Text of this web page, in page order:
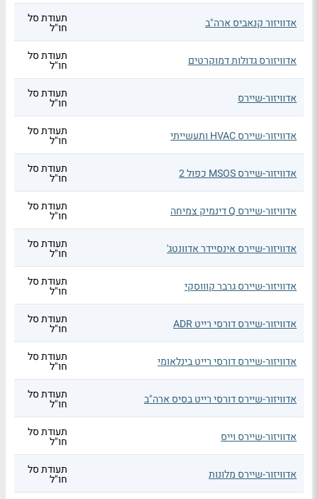
אדוויזור קנאביס ארה"ב תעודת סל
חו"ל
אדוויזורס גדולות דמוקרטים תעודת סל
חו"ל
אדוויזור-שיירס תעודת סל
חו"ל
אדוויזור-שיירס HVAC ותעשייתי תעודת סל
חו"ל
אדוויזור-שיירס MSOS כפול 2 תעודת סל
חו"ל
אדוויזור-שיירס Q דינמיק צמיחה תעודת סל
חו"ל
אדוויזור-שיירס אינסיידר אדוונטג' תעודת סל
חו"ל
אדוויזור-שיירס גרבר קוווסקי תעודת סל
חו"ל
אדוויזור-שיירס דורסי רייט ADR תעודת סל
חו"ל
אדוויזור-שיירס דורסי רייט בינלאומי תעודת סל
חו"ל
אדוויזור-שיירס דורסי רייט בסיס ארה"ב תעודת סל
חו"ל
אדוויזור-שיירס וייס תעודת סל
חו"ל
אדוויזור-שיירס מלונות תעודת סל
חו"ל